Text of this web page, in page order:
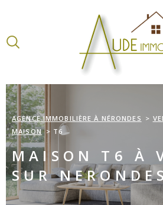
recherche
menu
principal
contenu
AGENCE IMMOBILIÈRE À NÉRONDES
MAISON
T6
MAISON T6 À
SUR